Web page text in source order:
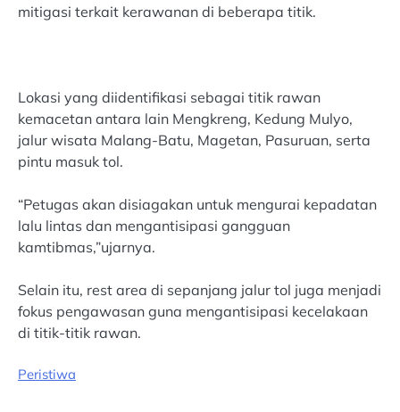
mitigasi terkait kerawanan di beberapa titik.
Lokasi yang diidentifikasi sebagai titik rawan
kemacetan antara lain Mengkreng, Kedung Mulyo,
jalur wisata Malang-Batu, Magetan, Pasuruan, serta
pintu masuk tol.
“Petugas akan disiagakan untuk mengurai kepadatan
lalu lintas dan mengantisipasi gangguan
kamtibmas,”ujarnya.
Selain itu, rest area di sepanjang jalur tol juga menjadi
fokus pengawasan guna mengantisipasi kecelakaan
di titik-titik rawan.
Peristiwa